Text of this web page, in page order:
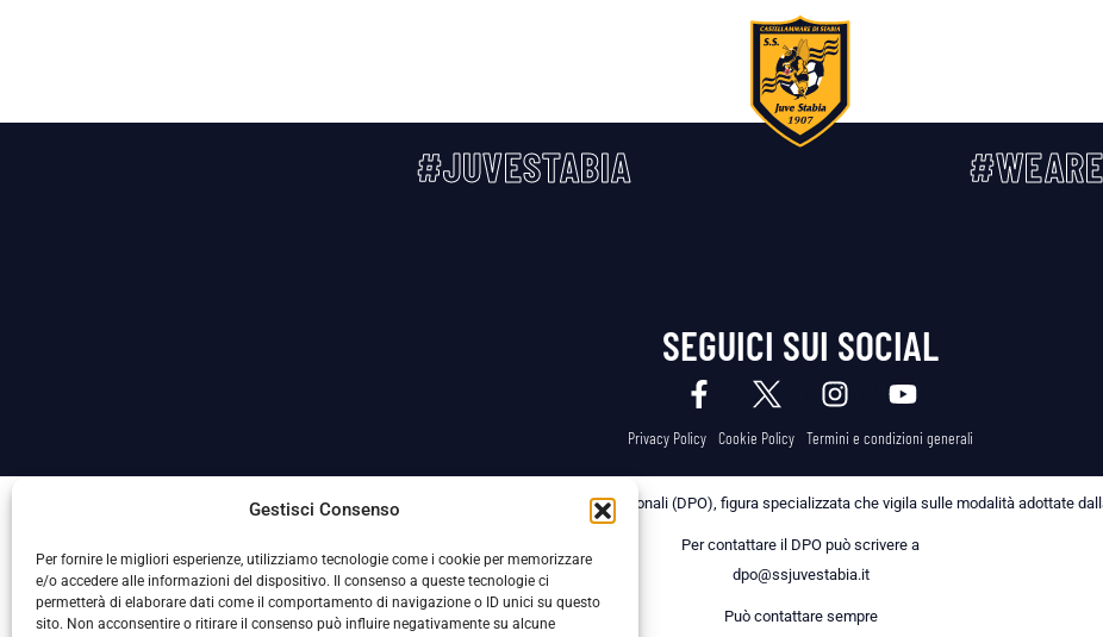
Gestisci Consenso
Per fornire le migliori esperienze, utilizziamo tecnologie come i cookie per memorizzare
e/o accedere alle informazioni del dispositivo. Il consenso a queste tecnologie ci
permetterà di elaborare dati come il comportamento di navigazione o ID unici su questo
sito. Non acconsentire o ritirare il consenso può influire negativamente su alcune
#JUVESTABIA
SEGUICI SUI SOCIAL
Privacy Policy Cookie Policy Termini e condizioni generali
La Società ha nominato il Responsabile della Protezione dei Dati Personali (DPO), figura specializzata che vigila sulle modalità adottate
Per contattare il DPO può scrivere a
dpo@ssjuvestabia.it
Può contattare sempre